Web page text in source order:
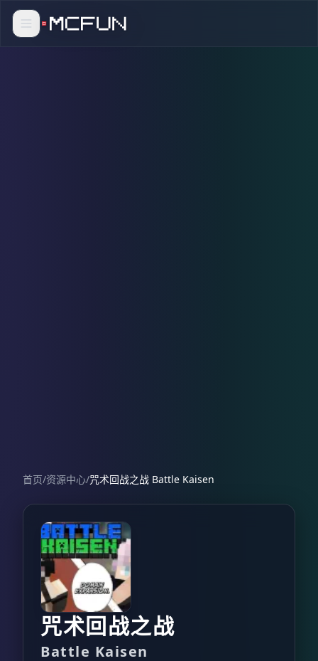
首页/资源中心/咒术回战之战 Battle Kaisen
咒术回战之战
Battle Kaisen